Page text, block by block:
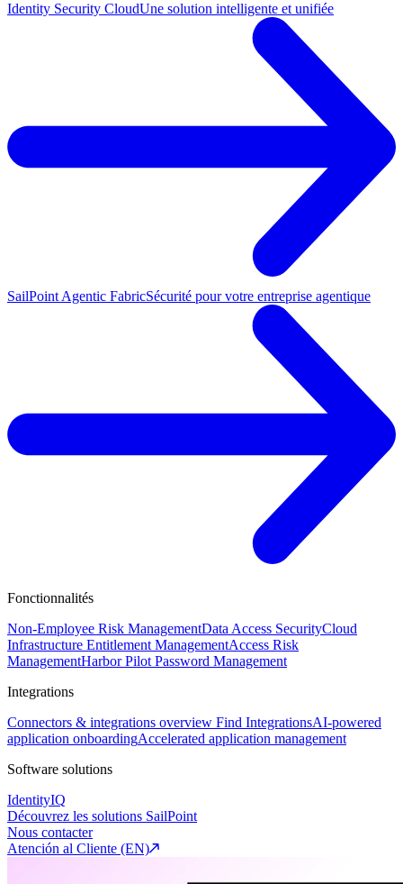
Identity Security CloudUne solution intelligente et unifiée
SailPoint Agentic FabricSécurité pour votre entreprise agentique
Fonctionnalités
Non-Employee Risk ManagementData Access SecurityCloud
Infrastructure Entitlement ManagementAccess Risk
ManagementHarbor Pilot Password Management
Integrations
Connectors & integrations overview Find IntegrationsAI-powered
application onboardingAccelerated application management
Software solutions
IdentityIQ
Découvrez les solutions SailPoint
Nous contacter
Atención al Cliente (EN)